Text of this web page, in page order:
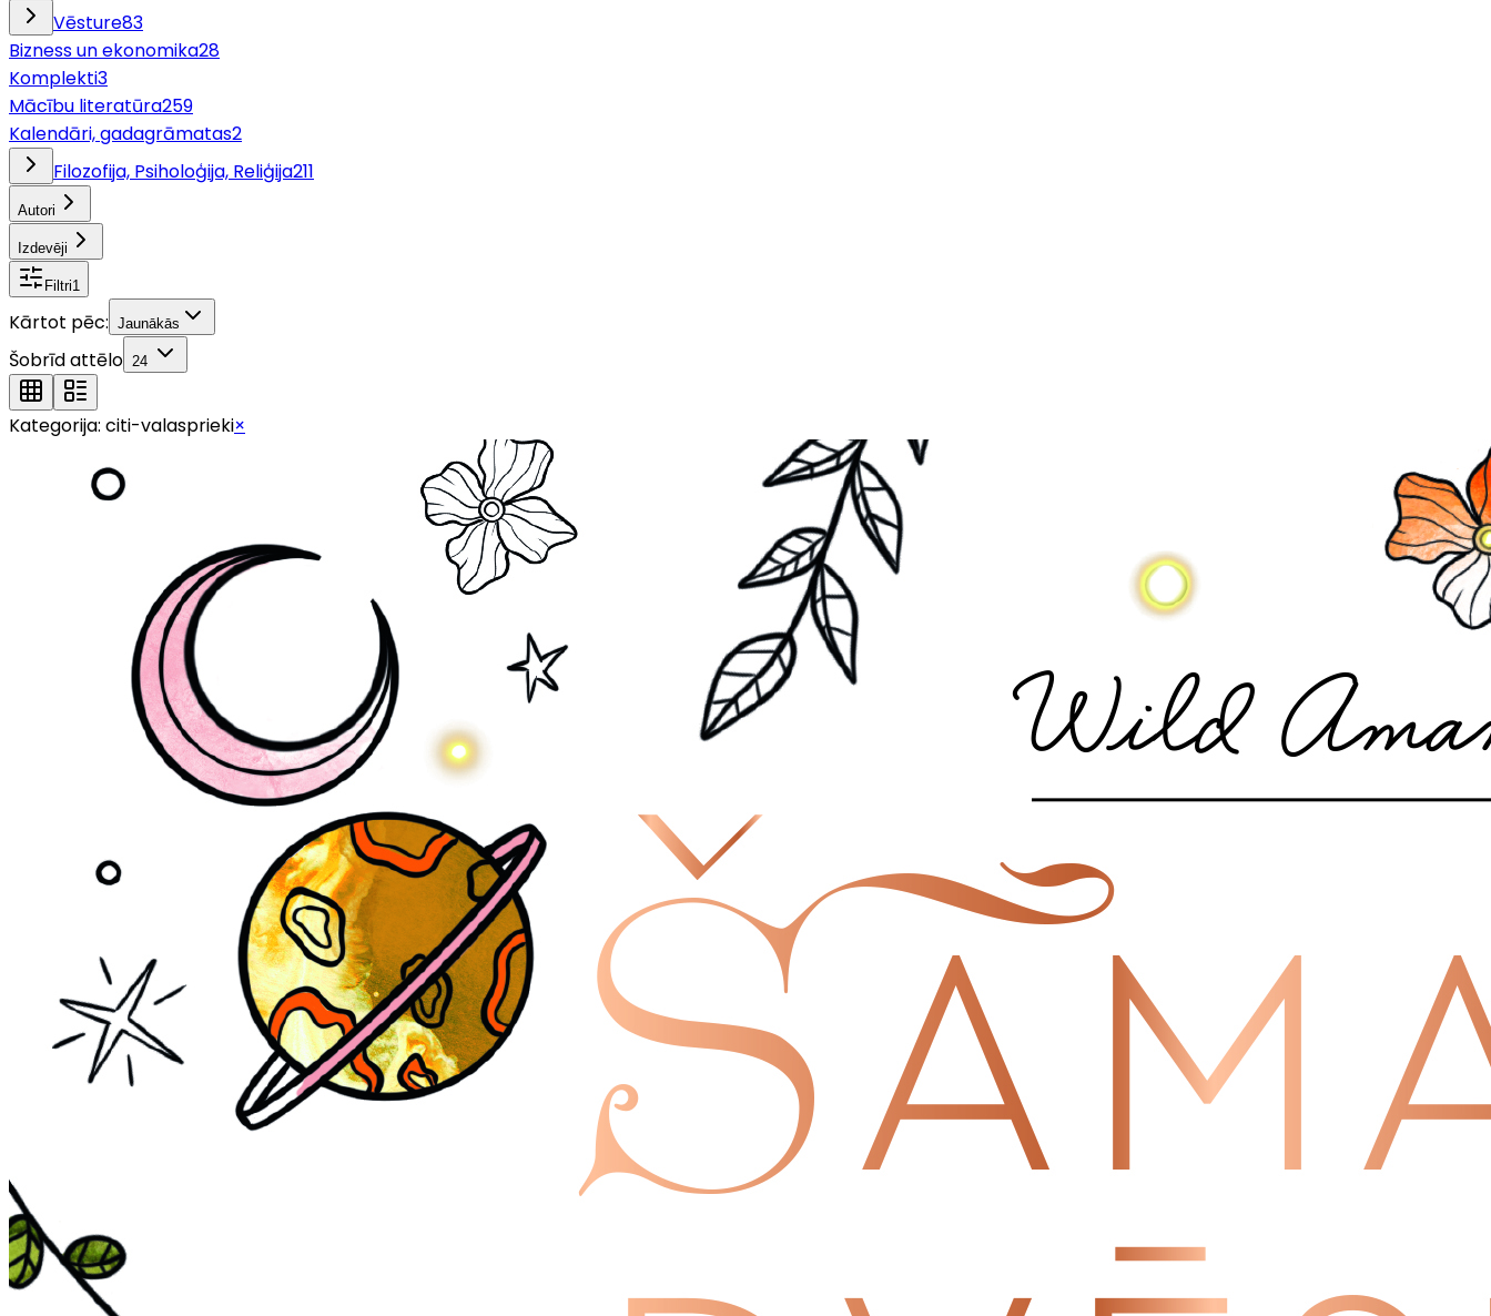
Vēsture83
Bizness un ekonomika28
Komplekti3
Mācību literatūra259
Kalendāri, gadagrāmatas2
Filozofija, Psiholoģija, Reliģija211
Autori
Izdevēji
Filtri1
Kārtot pēc: Jaunākās
Šobrīd attēlo 24
Kategorija: citi-valasprieki×